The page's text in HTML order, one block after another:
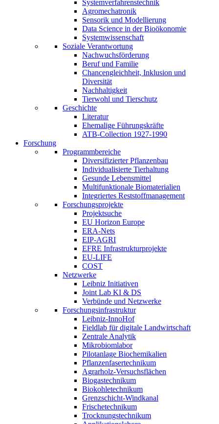
Systemverfahrenstechnik
Agromechatronik
Sensorik und Modellierung
Data Science in der Bioökonomie
Systemwissenschaft
Soziale Verantwortung
Nachwuchsförderung
Beruf und Familie
Chancengleichheit, Inklusion und
Diversität
Nachhaltigkeit
Tierwohl und Tierschutz
Geschichte
Literatur
Ehemalige Führungskräfte
ATB-Collection 1927-1990
Forschung
Programmbereiche
Diversifizierter Pflanzenbau
Individualisierte Tierhaltung
Gesunde Lebensmittel
Multifunktionale Biomaterialien
Integriertes Reststoffmanagement
Forschungsprojekte
Projektsuche
EU Horizon Europe
ERA-Nets
EIP-AGRI
EFRE Infrastrukturprojekte
EU-LIFE
COST
Netzwerke
Leibniz Initiativen
Joint Lab KI & DS
Verbünde und Netzwerke
Forschungsinfrastruktur
Leibniz-InnoHof
Fieldlab für digitale Landwirtschaft
Zentrale Analytik
Mikrobiomlabor
Pilotanlage Biochemikalien
Pflanzenfasertechnikum
Agrarholz-Versuchsflächen
Biogastechnikum
Biokohletechnikum
Grenzschicht-Windkanal
Frischetechnikum
Trocknungstechnikum